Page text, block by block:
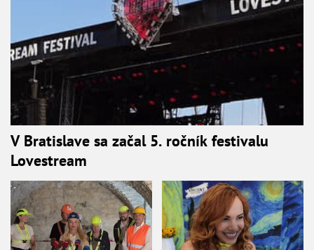
V Bratislave sa začal 5. ročník festivalu
Lovestream